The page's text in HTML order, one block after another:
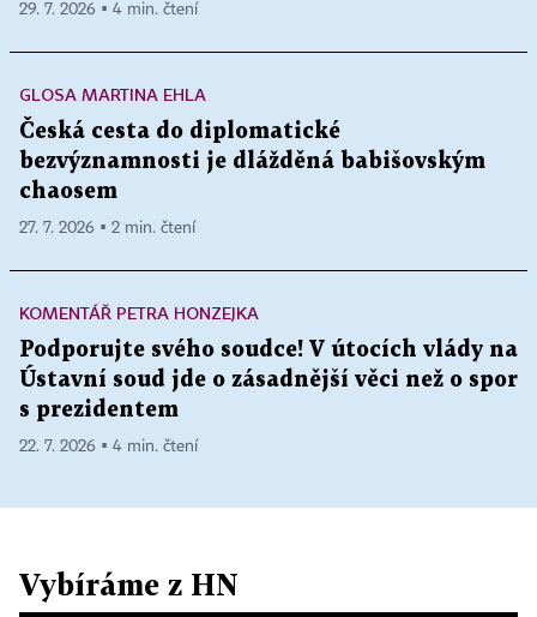
29. 7. 2026 ▪ 4 min. čtení
GLOSA MARTINA EHLA
Česká cesta do diplomatické
bezvýznamnosti je dlážděná babišovským
chaosem
27. 7. 2026 ▪ 2 min. čtení
KOMENTÁŘ PETRA HONZEJKA
Podporujte svého soudce! V útocích vlády na
Ústavní soud jde o zásadnější věci než o spor
s prezidentem
22. 7. 2026 ▪ 4 min. čtení
Vybíráme z HN